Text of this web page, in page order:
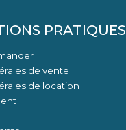
PRATIQUES
de vente
de location